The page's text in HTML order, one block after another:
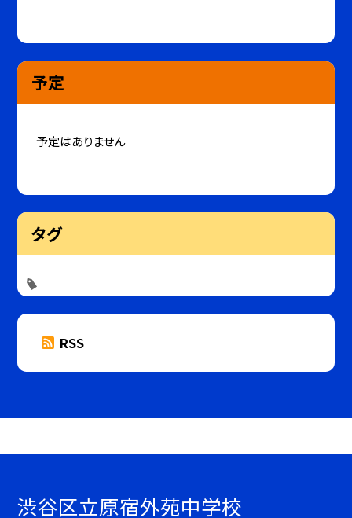
予定
予定はありません
タグ
RSS
渋谷区立原宿外苑中学校